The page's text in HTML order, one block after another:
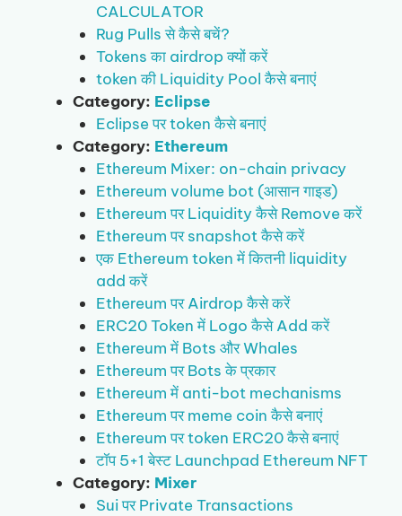
CALCULATOR
Rug Pulls से कैसे बचें?
Tokens का airdrop क्यों करें
token की Liquidity Pool कैसे बनाएं
Category: Eclipse
Eclipse पर token कैसे बनाएं
Category: Ethereum
Ethereum Mixer: on-chain privacy
Ethereum volume bot (आसान गाइड)
Ethereum पर Liquidity कैसे Remove करें
Ethereum पर snapshot कैसे करें
एक Ethereum token में कितनी liquidity
add करें
Ethereum पर Airdrop कैसे करें
ERC20 Token में Logo कैसे Add करें
Ethereum में Bots और Whales
Ethereum पर Bots के प्रकार
Ethereum में anti-bot mechanisms
Ethereum पर meme coin कैसे बनाएं
Ethereum पर token ERC20 कैसे बनाएं
टॉप 5+1 बेस्ट Launchpad Ethereum NFT
Category: Mixer
Sui पर Private Transactions